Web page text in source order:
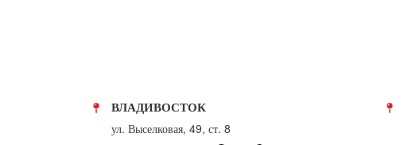
ВЛАДИВОСТОК
ул. Выселковая, 49, ст. 8